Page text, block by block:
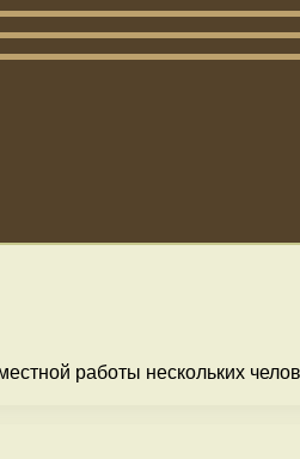
работы нескольких